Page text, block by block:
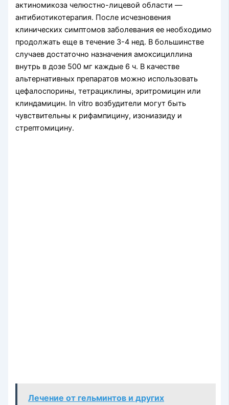
актиномикоза челюстно-лицевой области —
антибиотикотерапия. После исчезновения
клинических симптомов заболевания ее необходимо
продолжать еще в течение 3-4 нед. В большинстве
случаев достаточно назначения амоксициллина
внутрь в дозе 500 мг каждые 6 ч. В качестве
альтернативных препаратов можно использовать
цефалоспорины, тетрациклины, эритромицин или
клиндамицин. In vitro возбудители могут быть
чувствительны к рифампицину, изониазиду и
стрептомицину.
Лечение от гельминтов и других